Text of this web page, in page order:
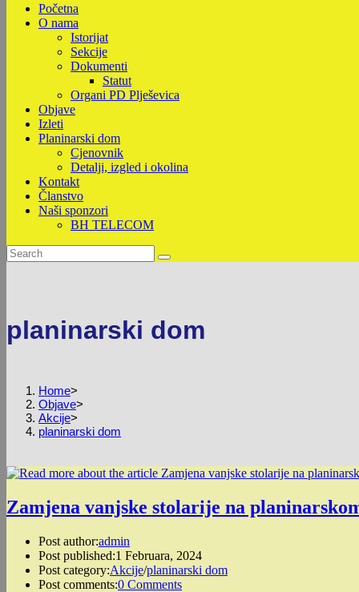
Početna
O nama
Istorijat
Sekcije
Dokumenti
Statut
Organi PD Plješevica
Objave
Izleti
Planinarski dom
Cjenovnik
Detalji, izgled i okolina
Kontakt
Članstvo
Naši sponzori
BH TELECOM
planinarski dom
Home>
Objave>
Akcije>
planinarski dom
Zamjena vanjske stolarije na
Post author:admin
Post published:1 Februara, 2024
Post category:Akcije/planinarski dom
Post comments:0 Comments